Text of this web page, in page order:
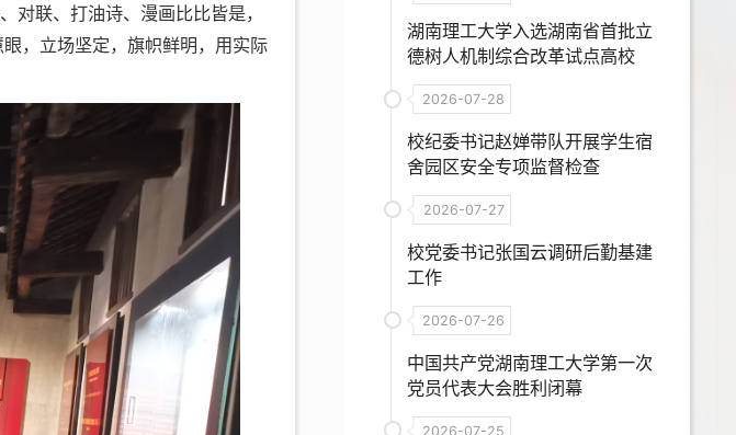
对联、打油诗、漫画比比皆是，
，立场坚定，旗帜鲜明，用实际
湖南理工大学入选湖南省首批立
德树人机制综合改革试点高校
2026-07-28
校纪委书记赵婵带队开展学生宿
舍园区安全专项监督检查
2026-07-27
校党委书记张国云调研后勤基建
工作
2026-07-26
中国共产党湖南理工大学第一次
党员代表大会胜利闭幕
2026-07-25